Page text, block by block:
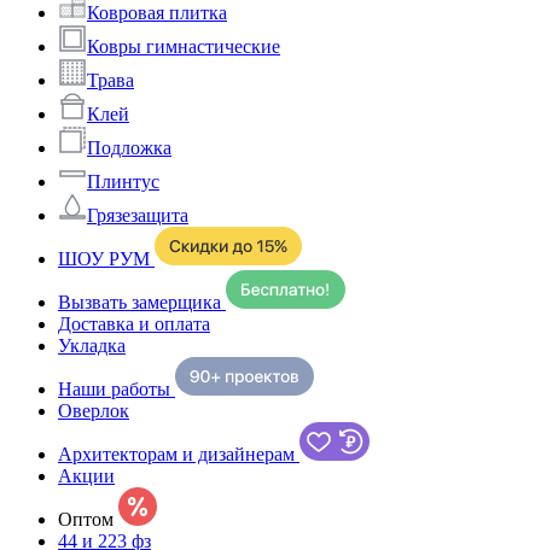
Ковровая плитка
Ковры гимнастические
Трава
Клей
Подложка
Плинтус
Грязезащита
ШОУ РУМ
Вызвать замерщика
Доставка и оплата
Укладка
Наши работы
Оверлок
Архитекторам и дизайнерам
Акции
Оптом
44 и 223 фз